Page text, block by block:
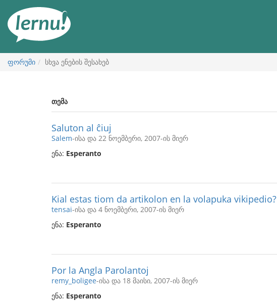
ნახვა
ფორუმი სხვა ენების შესახებ
თემა
Saluton al ĉiuj
Salem-ისა და 22 ნოემბერი, 2007-ის მიერ
ენა: Esperanto
Kial estas tiom da artikolon en la volapuka vikipedio?
tensai-ისა და 4 ნოემბერი, 2007-ის მიერ
ენა: Esperanto
Por la Angla Parolantoj
remy_boligee-ისა და 18 მაისი, 2007-ის მიერ
ენა: Esperanto